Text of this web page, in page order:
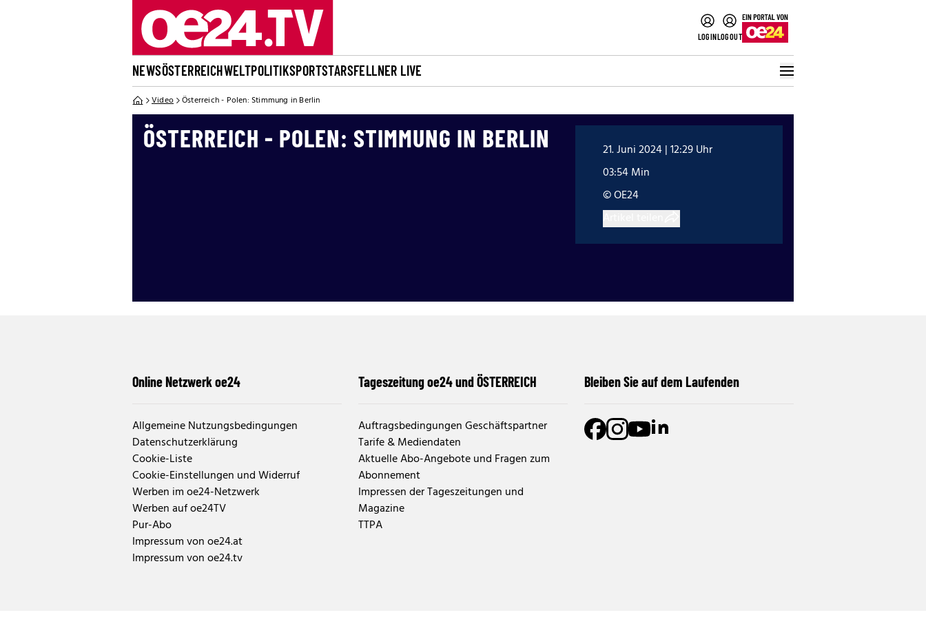
LOGINLOGOUT
NEWSÖSTERREICHWELTPOLITIKSPORTSTARSFELLNER LIVE
Video Österreich - Polen: Stimmung in Berlin
ÖSTERREICH - POLEN: STIMMUNG IN BERLIN
21. Juni 2024 | 12:29 Uhr
03:54 Min
© OE24
Online Netzwerk oe24
Allgemeine Nutzungsbedingungen
Datenschutzerklärung
Cookie-Liste
Cookie-Einstellungen und Widerruf
Werben im oe24-Netzwerk
Werben auf oe24TV
Pur-Abo
Impressum von oe24.at
Impressum von oe24.tv
Tageszeitung oe24 und ÖSTERREICH
Auftragsbedingungen Geschäftspartner
Tarife & Mediendaten
Aktuelle Abo-Angebote und Fragen zum
Abonnement
Impressen der Tageszeitungen und
Magazine
TTPA
Bleiben Sie auf dem Laufenden